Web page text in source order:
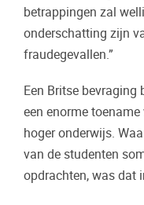
betrappingen zal
onderschatting zijn
fraudegevallen.”
Een Britse
een enorme
hoger onderwijs.
van de studenten
opdrachten, was dat